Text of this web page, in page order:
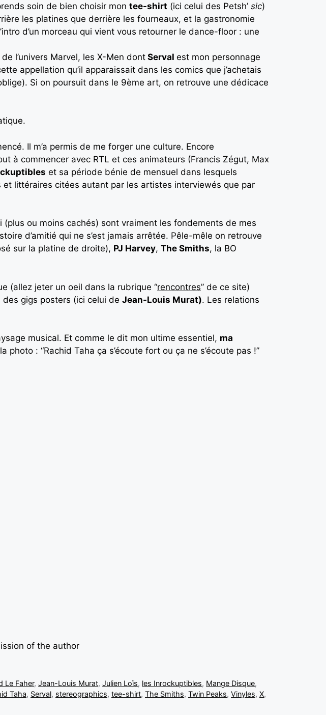
soin de bien choisir mon tee-shirt (ici celui des Petsh’ sic)
les platines que derrière les fourneaux, et la gastronomie
d’un morceau qui vient vous retourner le dance-floor : une
l’univers Marvel, les X-Men dont Serval est mon personnage
appellation qu’il apparaissait dans les comics que j’achetais
Si on poursuit dans le 9ème art, on retrouve une dédicace
Il m’a permis de me forger une culture. Encore
à commencer avec RTL et ces animateurs (Francis Zégut, Max
et sa période bénie de mensuel dans lesquels
littéraires citées autant par les artistes interviewés que par
ou moins cachés) sont vraiment les fondements de mes
d’amitié qui ne s’est jamais arrêtée. Pêle-mêle on retrouve
sur la platine de droite), PJ Harvey, The Smiths, la BO
(allez jeter un oeil dans la rubrique “rencontres” de ce site)
des gigs posters (ici celui de Jean-Louis Murat). Les relations
musical. Et comme le dit mon ultime essentiel, ma
: “Rachid Taha ça s’écoute fort ou ça ne s’écoute pas !”
of the author
Le Faher,Jean-Louis Murat,Julien Loïs, les Inrockuptibles, Mange Disque,
Taha, Serval, stereographics, tee-shirt, The Smiths, Twin Peaks, Vinyles, X,